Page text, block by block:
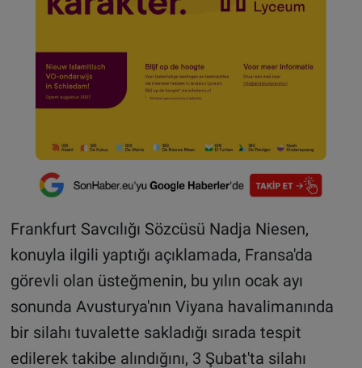
Frankfurt Savcılığı Sözcüsü Nadja Niesen,
konuyla ilgili yaptığı açıklamada, Fransa'da
görevli olan üsteğmenin, bu yılın ocak ayı
sonunda Avusturya'nın Viyana havalimanında
bir silahı tuvalette sakladığı sırada tespit
edilerek takibe alındığını, 3 Şubat'ta silahı